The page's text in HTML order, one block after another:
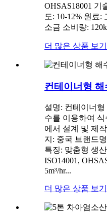
OHSAS18001 기
도: 10-12% 원료:
소금 소비량:
더 많은 상품 보기
컨테이너형 해
설명: 컨테이너
수를 이용하여
에서 설계 및 제
지: 중국 브랜드
특징: 맞춤형 생
ISO14001,
5m³/hr...
더 많은 상품 보기